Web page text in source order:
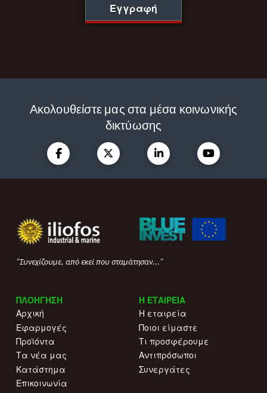
Εγγραφή
Ακολουθείστε μας στα μέσα κοινωνικής
δικτύωσης
"Συνεχίζουμε, από εκεί που σταμάτησαν..."
ΠΛΟΗΓΗΣΗ
Αρχική
Εφαρμογές
Προϊόντα
Τα νέα μας
Κατάστημα
Επικοινωνία
Η ΕΤΑΙΡΕΙΑ
Η εταιρεία
Ποιοι είμαστε
Τι προσφέρουμε
Αντιπρόσωποι
Συνεργάτες